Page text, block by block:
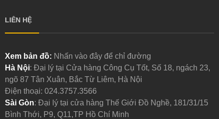
LIÊN HỆ
Xem bản đồ: Nhấn vào đây để chỉ đường
Hà Nội: Đại lý tại Cửa hàng Công Cụ Tốt, Số 18, ngách 23,
ngõ 87 Tân Xuân, Bắc Từ Liêm, Hà Nội
Điện thoại: 024.3757.3566
Sài Gòn: Đại lý tại cửa hàng Thế Giới Đồ Nghề, 181/31/15
Bình Thới, P9, Q11,TP Hồ Chí Minh